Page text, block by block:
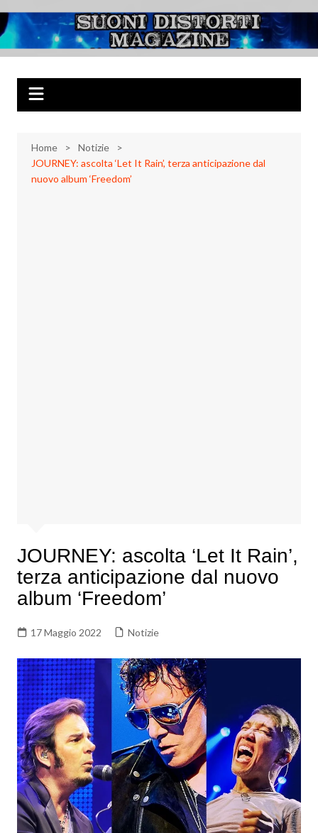
al
contenuto
Suoni Distorti
Magazine
Musica Rock, Metal, Punk e varie sonorità alternative
Home
Notizie
JOURNEY: ascolta ‘Let It Rain’, terza anticipazione dal
nuovo album ‘Freedom’
JOURNEY: ascolta ‘Let It Rain’,
terza anticipazione dal nuovo
album ‘Freedom’
17 Maggio 2022 Notizie